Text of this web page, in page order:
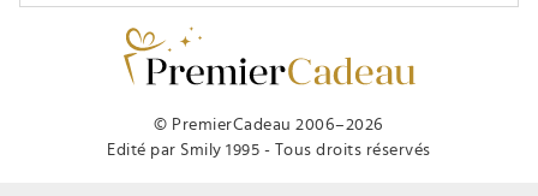
© PremierCadeau 2006–2026
Edité par Smily 1995 - Tous droits réservés